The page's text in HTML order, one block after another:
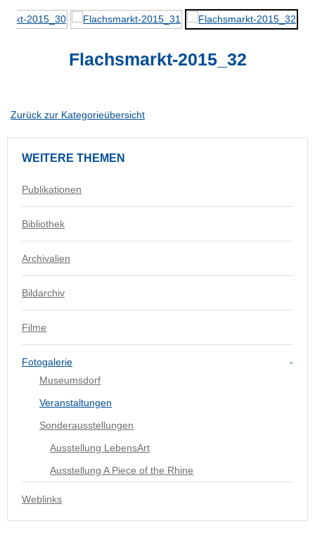
Flachsmarkt-2015_32
Zurück zur Kategorieübersicht
WEITERE THEMEN
Publikationen
Bibliothek
Archivalien
Bildarchiv
Filme
Fotogalerie
Museumsdorf
Veranstaltungen
Sonderausstellungen
Ausstellung LebensArt
Ausstellung A Piece of the Rhine
Weblinks